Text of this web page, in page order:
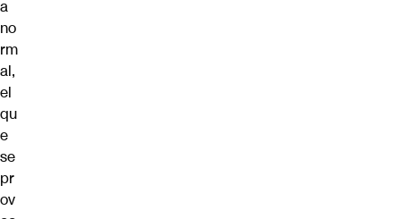
a
no
rm
al,
el
qu
e
se
pr
ov